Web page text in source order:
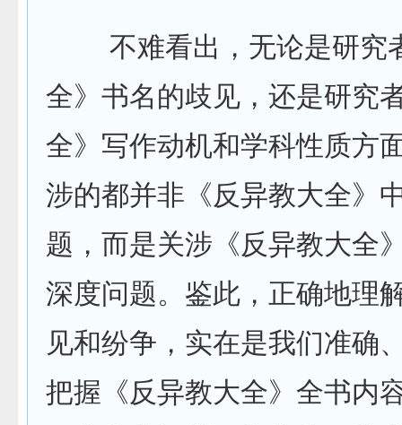
不难看出，无论是研究
全》书名的歧见，还是研究
全》写作动机和学科性质方
涉的都并非《反异教大全》
题，而是关涉《反异教大全
深度问题。鉴此，正确地理
见和纷争，实在是我们准确
把握《反异教大全》全书内